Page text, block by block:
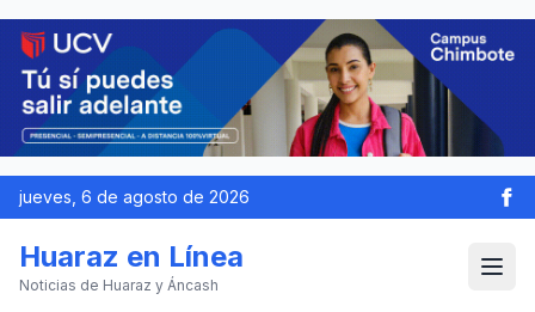
jueves, 6 de agosto de 2026
Huaraz en Línea
Noticias de Huaraz y Áncash